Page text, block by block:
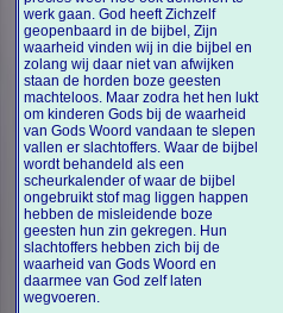
werk gaan. God heeft Zichzelf
geopenbaard in de bijbel, Zijn
waarheid vinden wij in die bijbel en
zolang wij daar niet van afwijken
staan de horden boze geesten
machteloos. Maar zodra het hen lukt
om kinderen Gods bij de waarheid
van Gods Woord vandaan te slepen
vallen er slachtoffers. Waar de bijbel
wordt behandeld als een
scheurkalender of waar de bijbel
ongebruikt stof mag liggen happen
hebben de misleidende boze
geesten hun zin gekregen. Hun
slachtoffers hebben zich bij de
waarheid van Gods Woord en
daarmee van God zelf laten
wegvoeren.